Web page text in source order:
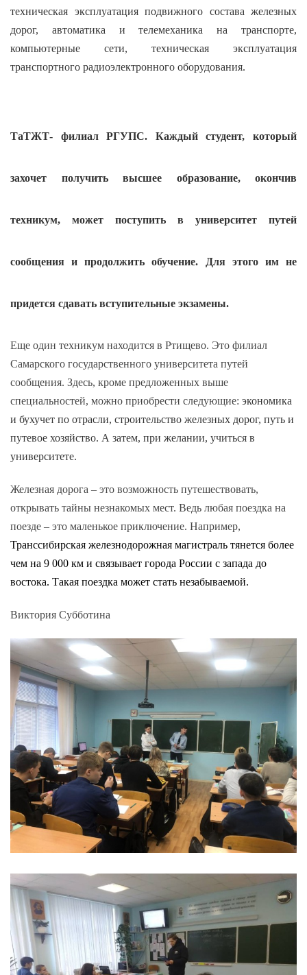
техническая эксплуатация подвижного состава железных
дорог, автоматика и телемеханика на транспорте,
компьютерные сети, техническая эксплуатация
транспортного радиоэлектронного оборудования.
ТаТЖТ- филиал РГУПС. Каждый студент, который
захочет получить высшее образование, окончив
техникум, может поступить в университет путей
сообщения и продолжить обучение. Для этого им не
придется сдавать вступительные экзамены.
Еще один техникум находится в Ртищево. Это филиал
Самарского государственного университета путей
сообщения. Здесь, кроме предложенных выше
специальностей, можно приобрести следующие: экономика
и бухучет по отрасли, строительство железных дорог, путь и
путевое хозяйство. А затем, при желании, учиться в
университете.
Железная дорога – это возможность путешествовать,
открывать тайны незнакомых мест. Ведь любая поездка на
поезде – это маленькое приключение. Например,
Транссибирская железнодорожная магистраль тянется более
чем на 9 000 км и связывает города России с запада до
востока. Такая поездка может стать незабываемой.
Виктория Субботина